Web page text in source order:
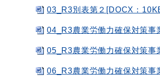
03_R3別表第２[DOCX：
04_R3農業労働力確保対策
05_R3農業労働力確保対策
06_R3農業労働力確保対策